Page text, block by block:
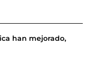
han mejorado,